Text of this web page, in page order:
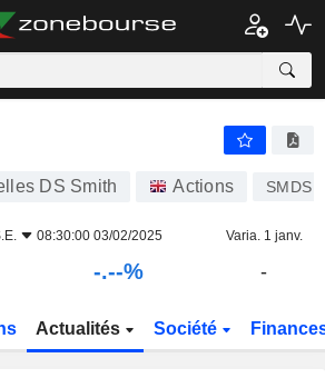
582,50 p -
DS Smith Actions SMDS
08:30:00 03/02/2025 Varia. 1 janv.
-.--% -
Actualités Société